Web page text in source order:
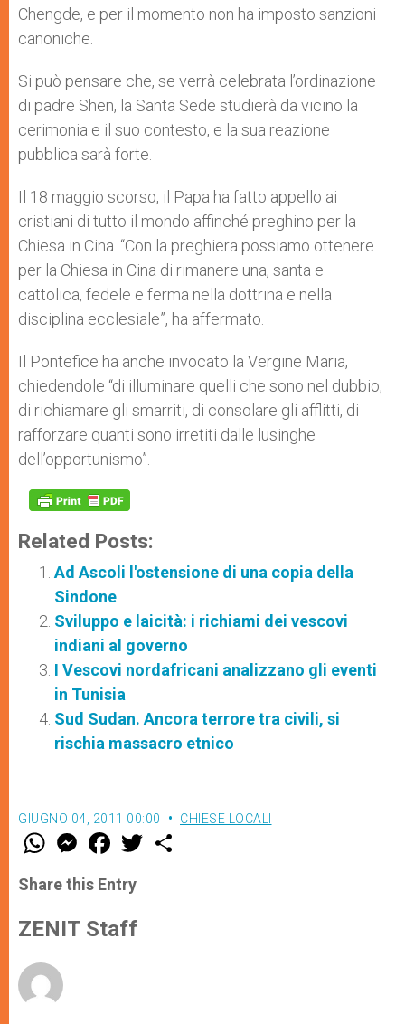
Chengde, e per il momento non ha imposto sanzioni
canoniche.
Si può pensare che, se verrà celebrata l’ordinazione
di padre Shen, la Santa Sede studierà da vicino la
cerimonia e il suo contesto, e la sua reazione
pubblica sarà forte.
Il 18 maggio scorso, il Papa ha fatto appello ai
cristiani di tutto il mondo affinché preghino per la
Chiesa in Cina. “Con la preghiera possiamo ottenere
per la Chiesa in Cina di rimanere una, santa e
cattolica, fedele e ferma nella dottrina e nella
disciplina ecclesiale”, ha affermato.
Il Pontefice ha anche invocato la Vergine Maria,
chiedendole “di illuminare quelli che sono nel dubbio,
di richiamare gli smarriti, di consolare gli afflitti, di
rafforzare quanti sono irretiti dalle lusinghe
dell’opportunismo”.
Related Posts:
Ad Ascoli l'ostensione di una copia della
Sindone
Sviluppo e laicità: i richiami dei vescovi
indiani al governo
I Vescovi nordafricani analizzano gli eventi
in Tunisia
Sud Sudan. Ancora terrore tra civili, si
rischia massacro etnico
GIUGNO 04, 2011 00:00 CHIESE LOCALI
W
t
s
p
p
M
e
s
e
g
e
F
a
e
b
o
k
w
Share this Entry
ZENIT Staff